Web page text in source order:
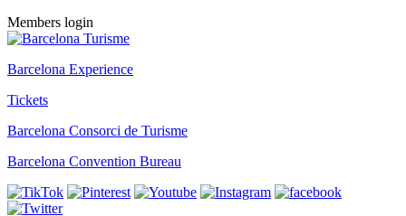
Members login
Barcelona Experience
Tickets
Barcelona Consorci de Turisme
Barcelona Convention Bureau